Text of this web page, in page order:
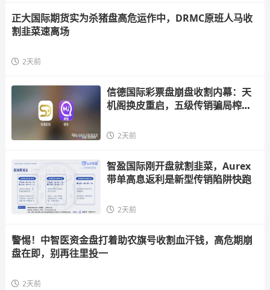
正大国际期货实为杀猪盘高危运作中，DRMC原班人马收
割韭菜速离场
2天前
信德国际彩票盘崩盘收割内幕：天
机阁换皮重启，五级传销骗局榨干
2天前
智盈国际刚开盘就割韭菜，Aurex
带单高息返利是新型传销陷阱快跑
2天前
警惕！中智医资金盘打着助农旗号收割血汗钱，高危期崩
盘在即，别再往里投一
2天前